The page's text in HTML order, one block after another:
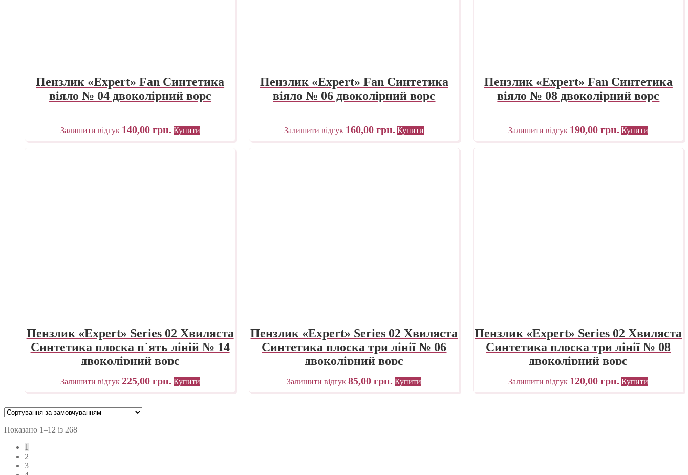
Пензлик «Expert» Fan Синтетика
віяло № 04 двоколірний ворс
Залишити відгук 140,00 грн. Купити
Пензлик «Expert» Fan Синтетика
віяло № 06 двоколірний ворс
Залишити відгук 160,00грн. Купити
Пензлик «Expert» Fan Синтетика
віяло № 08 двоколірний ворс
Залишити відгук 190,00грн. Купити
Пензлик «Expert» Series 02 Хвиляста
Синтетика плоска п`ять ліній № 14
двоколірний ворс
Залишити відгук 225,00 грн. Купити
Пензлик «Expert» Series 02 Хвиляста
Синтетика плоска три лінії № 06
двоколірний ворс
Залишити відгук 85,00грн. Купити
Пензлик «Expert» Series 02 Хвиляста
Синтетика плоска три лінії № 08
двоколірний ворс
Залишити відгук 120,00грн. Купити
Показано 1–12 із 268
1
2
3